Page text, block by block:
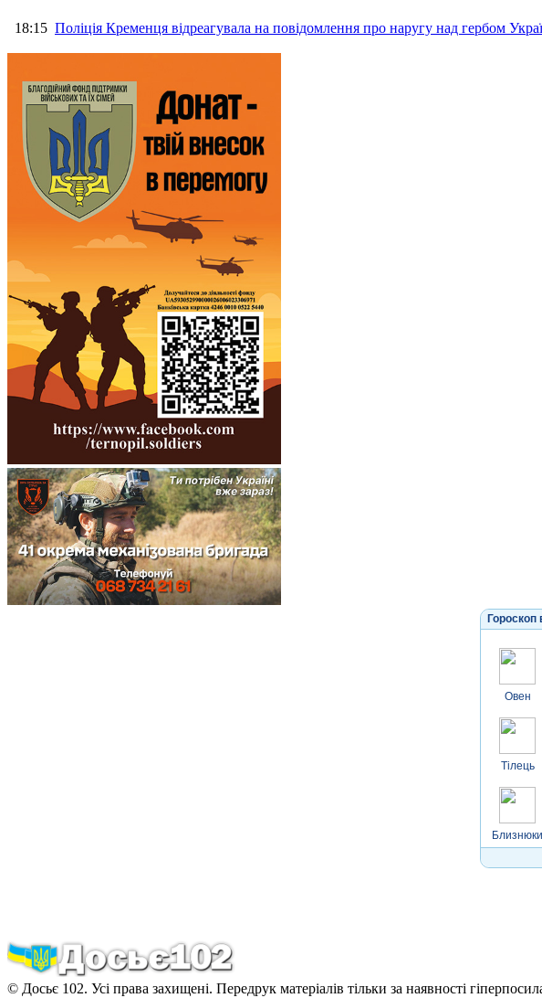
18:15 Поліція Кременця відреагувала на повідомлення про наругу над гербом
Гороскоп
Овен
Тілець
Близнюки
© Досьє 102. Усі права захищені. Передрук матеріалів тільки за наявності